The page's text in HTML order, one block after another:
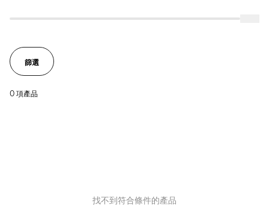
篩選
0 項產品
找不到符合條件的產品